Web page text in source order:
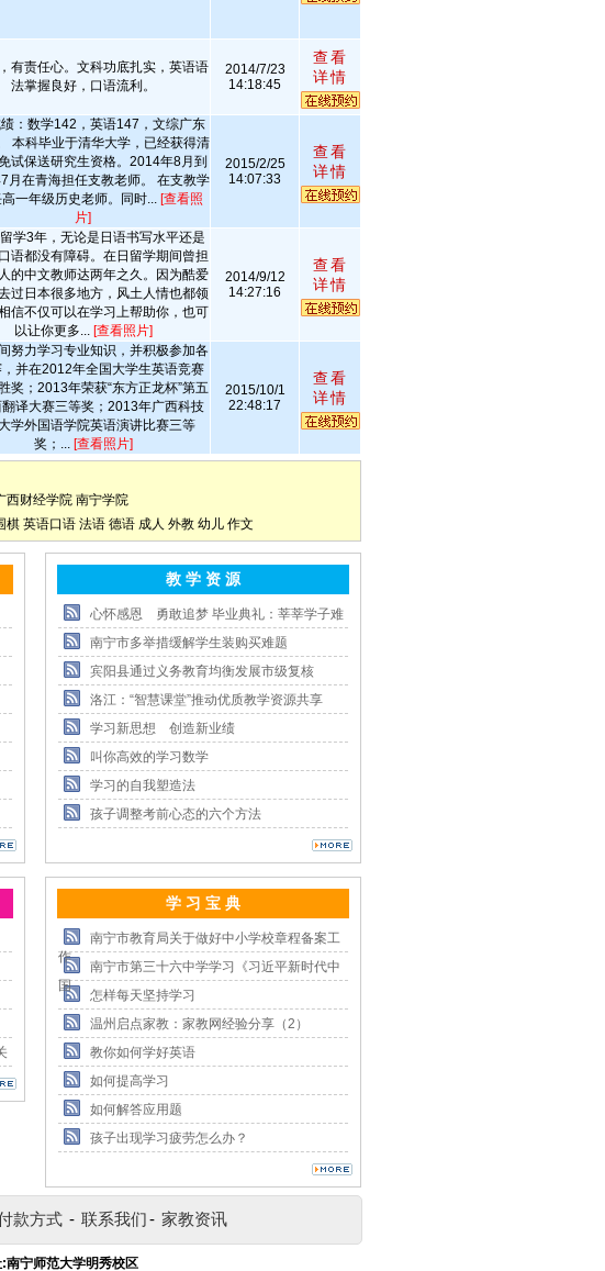
有责任心。文科功底扎实，英语语
法掌握良好，口语流利。
2014/7/23
14:18:45
查看
详情
：数学142，英语147，文综广东
本科毕业于清华大学，已经获得清
试保送研究生资格。2014年8月到
月在青海担任支教老师。 在支教学
一年级历史老师。同时... [查看照
片]
2015/2/25
14:07:33
查看
详情
学3年，无论是日语书写水平还是
语都没有障碍。在日留学期间曾担
的中文教师达两年之久。因为酷爱
过日本很多地方，风土人情也都领
信不仅可以在学习上帮助你，也可
以让你更多... [查看照片]
2014/9/12
14:27:16
查看
详情
努力学习专业知识，并积极参加各
并在2012年全国大学生英语竞赛
奖；2013年荣获“东方正龙杯”第五
翻译大赛三等奖；2013年广西科技
学外国语学院英语演讲比赛三等
奖；... [查看照片]
2015/10/1
22:48:17
查看
详情
西财经学院 南宁学院
棋 英语口语 法语 德语 成人 外教 幼儿 作文
教 学 资 源
心怀感恩 勇敢追梦 毕业典礼：莘莘学子难
南宁市多举措缓解学生装购买难题
宾阳县通过义务教育均衡发展市级复核
洛江：“智慧课堂”推动优质教学资源共享
学习新思想 创造新业绩
叫你高效的学习数学
学习的自我塑造法
孩子调整考前心态的六个方法
学 习 宝 典
南宁市教育局关于做好中小学校章程备案工
作
南宁市第三十六中学学习《习近平新时代中
国
怎样每天坚持学习
温州启点家教：家教网经验分享（2）
教你如何学好英语
如何提高学习
如何解答应用题
孩子出现学习疲劳怎么办？
款方式 - 联系我们- 家教资讯
南宁师范大学明秀校区